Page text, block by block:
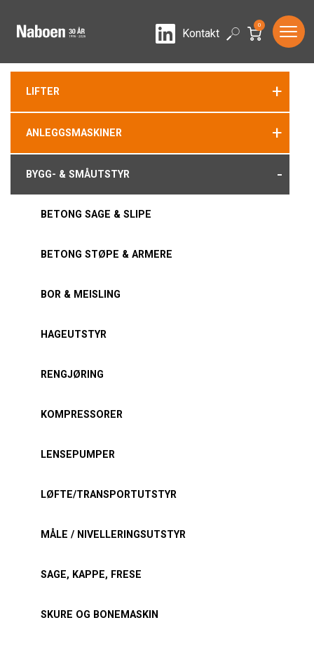
LinkedIn
Kontakt Search
0
LIFTER +
ANLEGGSMASKINER +
BYGG- & SMÅUTSTYR -
BETONG SAGE & SLIPE
BETONG STØPE & ARMERE
BOR & MEISLING
HAGEUTSTYR
RENGJØRING
KOMPRESSORER
LENSEPUMPER
LØFTE/TRANSPORTUTSTYR
MÅLE / NIVELLERINGSUTSTYR
SAGE, KAPPE, FRESE
SKURE OG BONEMASKIN